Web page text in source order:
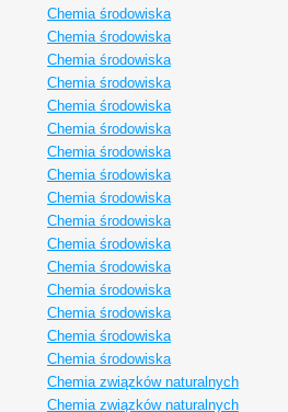
Chemia środowiska
Chemia środowiska
Chemia środowiska
Chemia środowiska
Chemia środowiska
Chemia środowiska
Chemia środowiska
Chemia środowiska
Chemia środowiska
Chemia środowiska
Chemia środowiska
Chemia środowiska
Chemia środowiska
Chemia środowiska
Chemia środowiska
Chemia środowiska
Chemia związków naturalnych
Chemia związków naturalnych